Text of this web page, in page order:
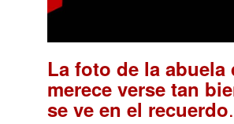
La foto de la abuela
merece verse tan
se ve en el recuerdo.